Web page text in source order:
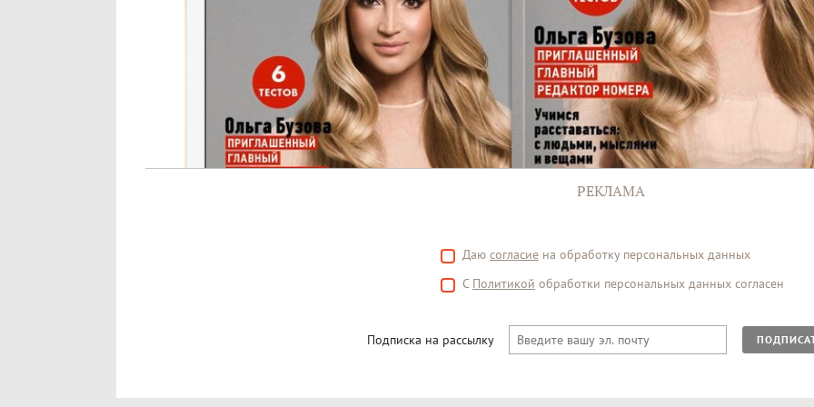
РЕКЛАМА
Даю согласие на обработку персональных данных
С Политикой обработки персональных данных согласен
Подписка на рассылку